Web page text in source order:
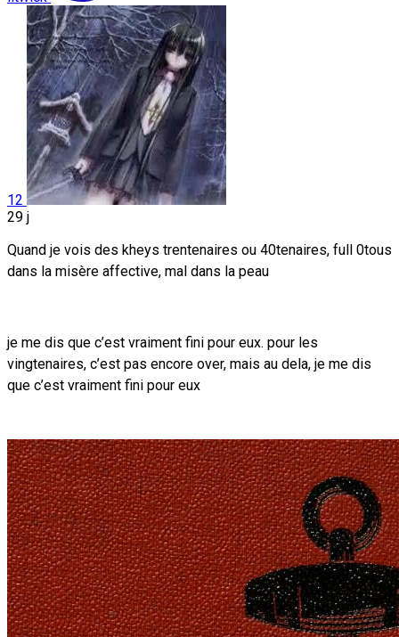
12
29 j
Quand je vois des kheys trentenaires ou 40tenaires, full 0tous
dans la misère affective, mal dans la peau
je me dis que c’est vraiment fini pour eux. pour les
vingtenaires, c’est pas encore over, mais au dela, je me dis
que c’est vraiment fini pour eux